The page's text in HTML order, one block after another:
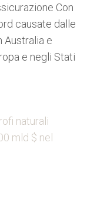
Con
causate dalle
Australia e
e negli Stati
naturali
mld $ nel